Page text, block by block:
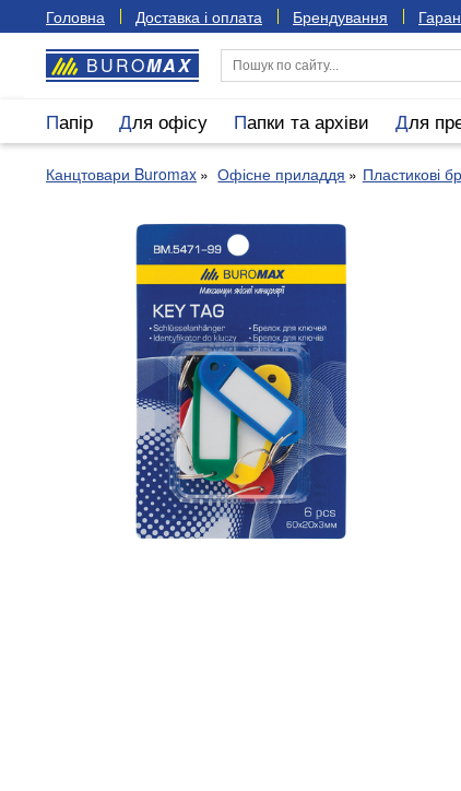
Головна Доставка і оплата Брендування
BUROMAX
Папір Для офісу Папки та архіви Для
Канцтовари Buromax Офісне приладдя Пластикові